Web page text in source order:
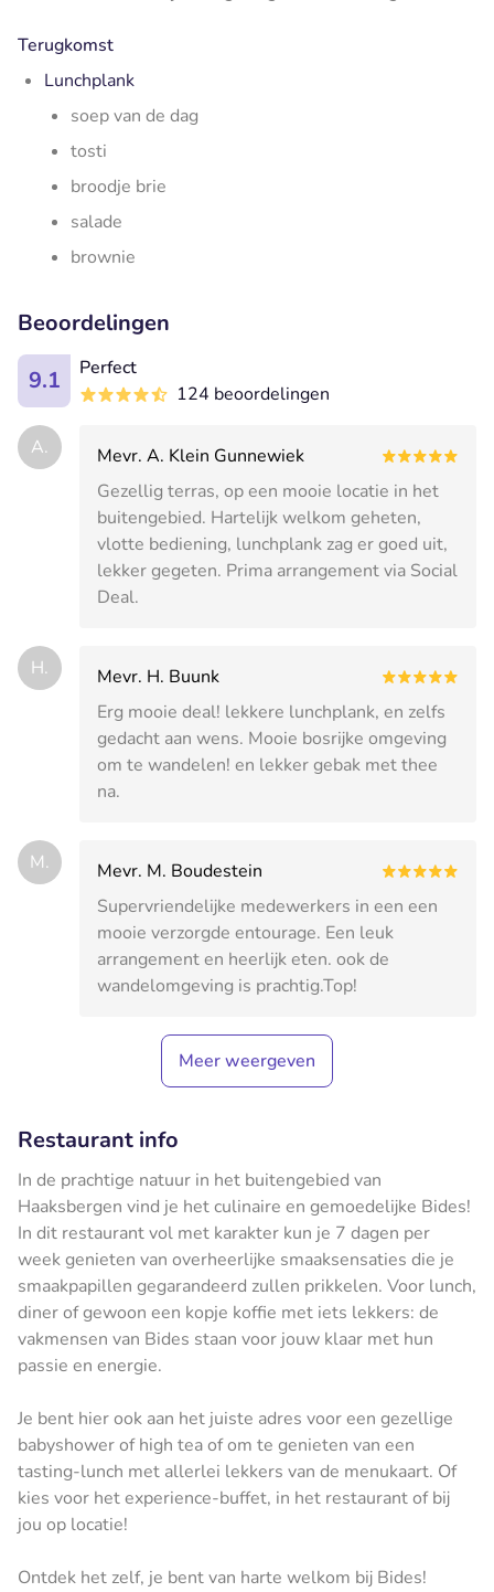
Terugkomst
Lunchplank
soep van de dag
tosti
broodje brie
salade
brownie
Beoordelingen
9.1
Perfect
124 beoordelingen
A.
Mevr. A. Klein Gunnewiek
Gezellig terras, op een mooie locatie in het
buitengebied. Hartelijk welkom geheten,
vlotte bediening, lunchplank zag er goed uit,
lekker gegeten. Prima arrangement via Social
Deal.
H.
Mevr. H. Buunk
Erg mooie deal! lekkere lunchplank, en zelfs
gedacht aan wens. Mooie bosrijke omgeving
om te wandelen! en lekker gebak met thee
na.
M.
Mevr. M. Boudestein
Supervriendelijke medewerkers in een een
mooie verzorgde entourage. Een leuk
arrangement en heerlijk eten. ook de
wandelomgeving is prachtig.Top!
Meer weergeven
Restaurant info
In de prachtige natuur in het buitengebied van
Haaksbergen vind je het culinaire en gemoedelijke Bides!
In dit restaurant vol met karakter kun je 7 dagen per
week genieten van overheerlijke smaaksensaties die je
smaakpapillen gegarandeerd zullen prikkelen. Voor lunch,
diner of gewoon een kopje koffie met iets lekkers: de
vakmensen van Bides staan voor jouw klaar met hun
passie en energie.
Je bent hier ook aan het juiste adres voor een gezellige
babyshower of high tea of om te genieten van een
tasting-lunch met allerlei lekkers van de menukaart. Of
kies voor het experience-buffet, in het restaurant of bij
jou op locatie!
Ontdek het zelf, je bent van harte welkom bij Bides!